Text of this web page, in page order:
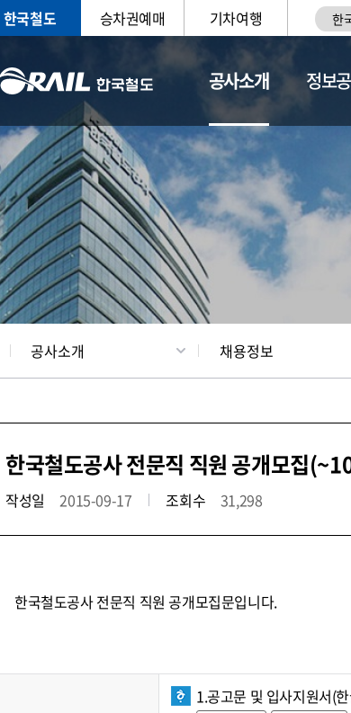
한국철도 승차권예매 기차여행 한
공사소개
CEO 일반현황
정보
공사소개 채용정보
한국철도공사 전문직 직원 공개모집
작성일 2015-09-17 조회수 31,298
한국철도공사 전문직 직원 공개모집문입니다.
1.공고문 및 입사지원서(